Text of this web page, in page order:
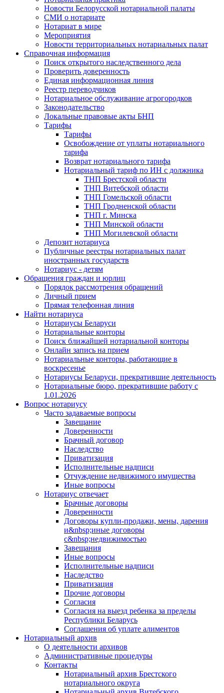
Новости Белорусской нотариальной палаты
СМИ о нотариате
Нотариат в мире
Мероприятия
Новости территориальных нотариальных палат
Справочная информация
Поиск открытого наследственного дела
Проверить доверенность
Единая информационная линия
Реестр переводчиков
Нотариальное обслуживание агрогородков
Законодательство
Локальные правовые акты БНП
Тарифы
Тарифы
Освобождение от уплаты нотариального
тарифа
Возврат нотариального тарифа
Нотариальный тариф по ИН с должника
ТНП Брестской области
ТНП Витебской области
ТНП Гомельской области
ТНП Гродненской области
ТНП г. Минска
ТНП Минской области
ТНП Могилевской области
Депозит нотариуса
Публичные реестры нотариальных палат
иностранных государств
Нотариус - детям
Обращения граждан и юрлиц
Порядок рассмотрения обращений
Личный прием
Прямая телефонная линия
Найти нотариуса
Нотариусы Беларуси
Нотариальные конторы
Поиск ближайшей нотариальной конторы
Онлайн запись на прием
Нотариальные конторы, работающие в
воскресенье
Нотариусы Беларуси, прекратившие деятельность
Нотариальные бюро, прекратившие работу с
1.01.2026
Вопрос нотариусу
Часто задаваемые вопросы
Завещание
Доверенности
Брачный договор
Наследство
Приватизация
Исполнительные надписи
Отчуждение недвижимого имущества
Иные вопросы
Нотариус отвечает
Брачные договоры
Доверенности
Договоры купли-продажи, мены, дарения
и&nbsp;иные договоры
с&nbsp;недвижимостью
Завещания
Иные вопросы
Исполнительные надписи
Наследство
Приватизация
Прочие договоры
Согласия
Согласия на выезд ребенка за пределы
Республики Беларусь
Соглашения об уплате алиментов
Нотариальный архив
О деятельности архивов
Административные процедуры
Контакты
Нотариальный архив Брестского
нотариального округа